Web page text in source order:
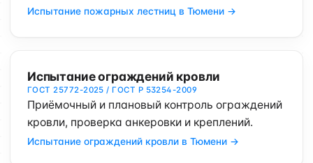
Испытание пожарных лестниц в Тюмени →
Испытание ограждений кровли
ГОСТ 25772-2025 / ГОСТ Р 53254-2009
Приёмочный и плановый контроль ограждений
кровли, проверка анкеровки и креплений.
Испытание ограждений кровли в Тюмени →